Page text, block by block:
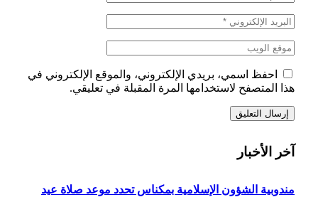
احفظ اسمي، بريدي الإلكتروني، والموقع الإلكتروني في
هذا المتصفح لاستخدامها المرة المقبلة في تعليقي.
آخر الأخبار
مندوبية الشؤون الإسلامية بمكناس تحدد موعد صلاة عيد